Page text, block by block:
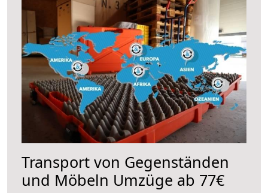
Transport von Gegenständen
und Möbeln Umzüge ab 77€